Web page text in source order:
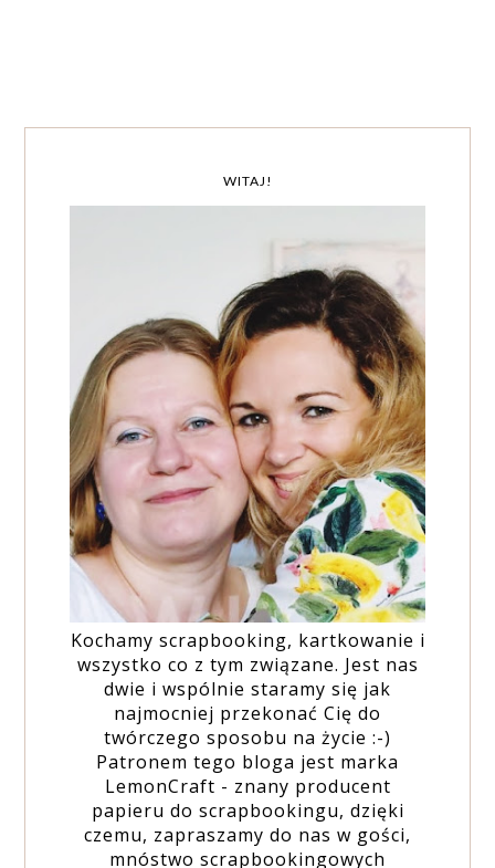
WITAJ!
Kochamy scrapbooking, kartkowanie i
wszystko co z tym związane. Jest nas
dwie i wspólnie staramy się jak
najmocniej przekonać Cię do
twórczego sposobu na życie :-)
Patronem tego bloga jest marka
LemonCraft - znany producent
papieru do scrapbookingu, dzięki
czemu, zapraszamy do nas w gości,
mnóstwo scrapbookingowych